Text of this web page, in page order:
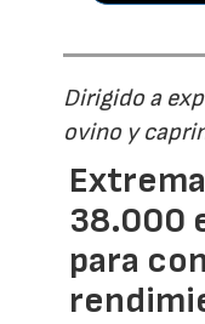
Dirigido a
ovino y
38.000
para